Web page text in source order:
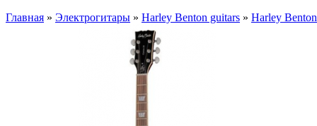
Главная » Электрогитары » Harley Benton guitars » Harley